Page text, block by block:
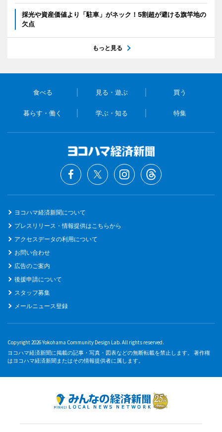
採光や資産価値より「駐車」がネック！5割超が避ける旗竿地の
欠点
もっと見る
食べる 見る・遊ぶ 買う
暮らす・働く 学ぶ・知る 特集
ヨコハマ経済新聞について
プレスリリース・情報提供はこちらから
アクセスデータの利用について
お問い合わせ
広告のご案内
後援申請について
スタッフ募集
メールニュース登録
Copyright 2026 Yokohama Community Design Lab. All rights reserved.
ヨコハマ経済新聞に掲載の記事・写真・図表などの無断転載を禁止します。 著作権
はヨコハマ経済新聞またはその情報提供者に属します。